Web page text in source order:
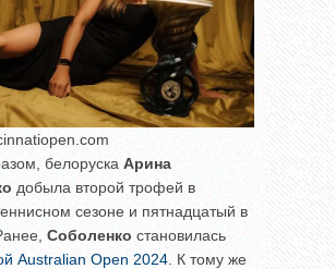
белоруска Арина
добыла второй трофей в
сезоне и пятнадцатый в
Соболенко становилась
Australian Open 2024 . К тому же